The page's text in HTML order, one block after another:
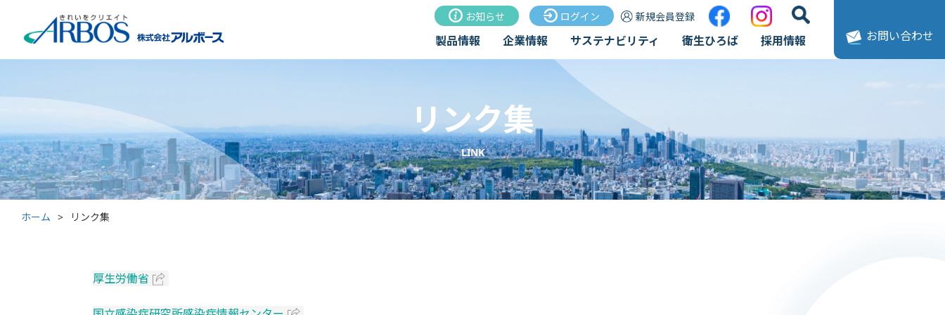
お知らせ ログイン 新規会員登録
製品情報 企業情報 サステナビリティ 衛生ひろば 採用情報 お問い合わせ
リンク集
LINK
ホーム > リンク集
厚生労働省